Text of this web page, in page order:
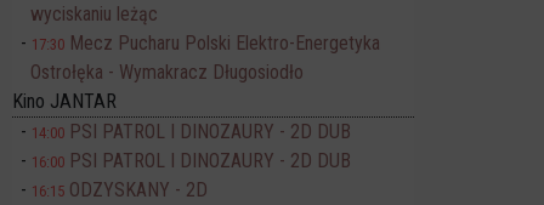
wyciskaniu leżąc
17:30 Mecz Pucharu Polski Elektro-Energetyka
Ostrołęka - Wymakracz Długosiodło
Kino JANTAR
14:00 PSI PATROL I DINOZAURY - 2D DUB
16:00 PSI PATROL I DINOZAURY - 2D DUB
16:15 ODZYSKANY - 2D